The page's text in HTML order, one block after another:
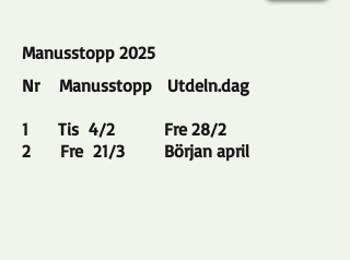
Manusstopp 2025
Nr Manusstopp Utdeln.dag
1 Tis 4/2 Fre 28/2
2 Fre 21/3 Början april